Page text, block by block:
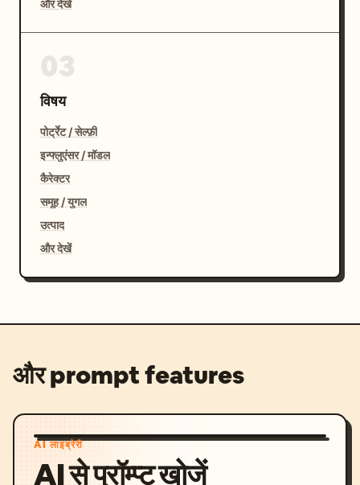
और देखें
विषय
पोर्ट्रेट / सेल्फ़ी
इन्फ्लुएंसर / मॉडल
कैरेक्टर
समूह / युगल
उत्पाद
और देखें
और prompt features
AI लाइब्रेरी
AI से प्रॉम्प्ट खोजें